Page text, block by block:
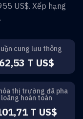
US$. Xếp hạng
.
cung lưu thông
62,53 T US$
thị trường đã pha
loãng hoàn toàn
T US$